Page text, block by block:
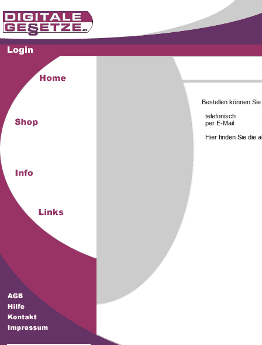
Bestellen können Sie
telefonisch
per E-Mail
Hier finden Sie die